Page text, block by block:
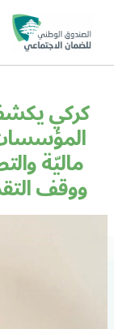
البحث
كركي
ووقف